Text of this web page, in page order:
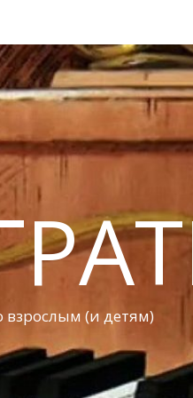
(и детям)